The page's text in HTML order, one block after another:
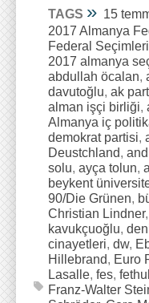
TAGS » 15
2017 Almanya
Federal
2017 almanya
abdullah öcalan,
davutoğlu, ak
alman işçi birliği,
Almanya iç
demokrat partisi,
Deustchland,
solu, ayça tolun,
beykent
90/Die Grünen,
Christian Lindner,
kavukçuoğlu,
cinayetleri, dw,
Hillebrand, Euro
Lasalle, fes,
Franz-Walter